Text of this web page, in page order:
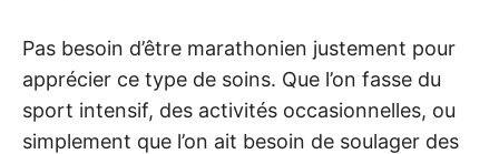
Pas besoin d’être marathonien justement pour
apprécier ce type de soins. Que l’on fasse du
sport intensif, des activités occasionnelles, ou
simplement que l’on ait besoin de soulager des